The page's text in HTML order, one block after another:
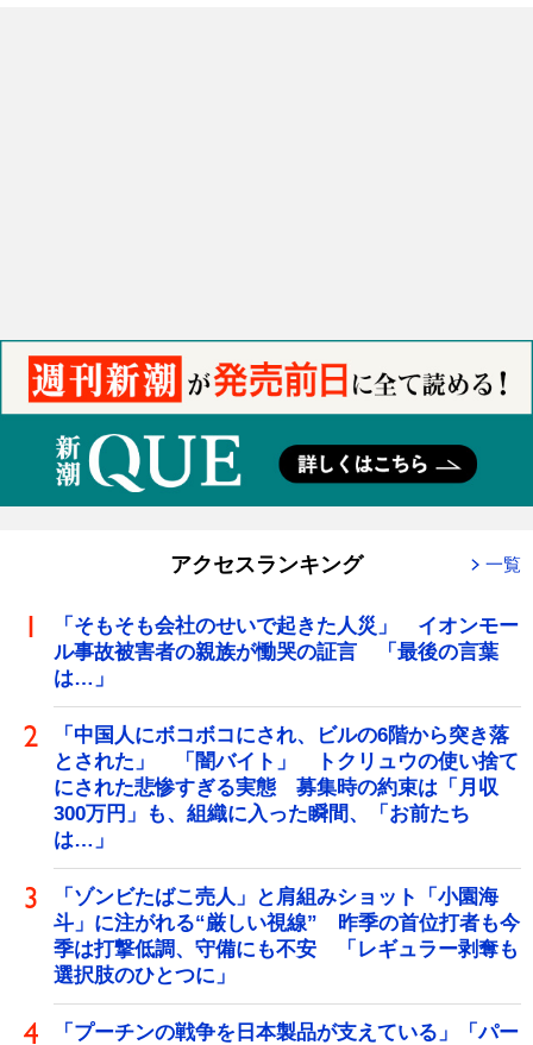
アクセスランキング 一覧
「そもそも会社のせいで起きた人災」 イオンモー
ル事故被害者の親族が慟哭の証言 「最後の言葉
は…」
「中国人にボコボコにされ、ビルの6階から突き落
とされた」 「闇バイト」 トクリュウの使い捨て
にされた悲惨すぎる実態 募集時の約束は「月収
300万円」も、組織に入った瞬間、「お前たち
は…」
「ゾンビたばこ売人」と肩組みショット「小園海
斗」に注がれる“厳しい視線” 昨季の首位打者も今
季は打撃低調、守備にも不安 「レギュラー剥奪も
選択肢のひとつに」
「プーチンの戦争を日本製品が支えている」「パー